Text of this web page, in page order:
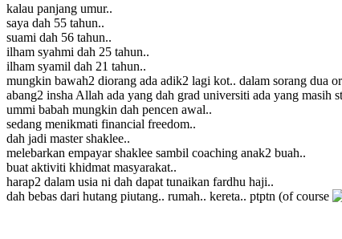
kalau panjang umur..
saya dah 55 tahun..
suami dah 56 tahun..
ilham syahmi dah 25 tahun..
ilham syamil dah 21 tahun..
mungkin bawah2 diorang ada adik2 lagi kot.. dalam sorang dua
abang2 insha Allah ada yang dah grad universiti ada yang masih
ummi babah mungkin dah pencen awal..
sedang menikmati financial freedom..
dah jadi master shaklee..
melebarkan empayar shaklee sambil coaching anak2 buah..
buat aktiviti khidmat masyarakat..
harap2 dalam usia ni dah dapat tunaikan fardhu haji..
dah bebas dari hutang piutang.. rumah.. kereta.. ptptn (of course